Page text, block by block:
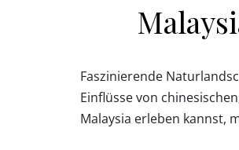
Faszinierende
Einflüsse von
Malaysia erleben kannst,